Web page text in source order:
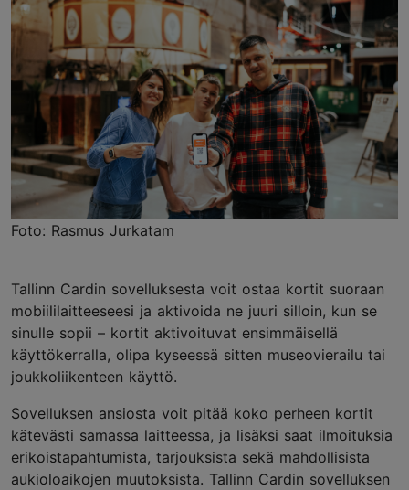
Foto: Rasmus Jurkatam
Tallinn Cardin sovelluksesta voit ostaa kortit suoraan
mobiililaitteeseesi ja aktivoida ne juuri silloin, kun se
sinulle sopii – kortit aktivoituvat ensimmäisellä
käyttökerralla, olipa kyseessä sitten museovierailu tai
joukkoliikenteen käyttö.
Sovelluksen ansiosta voit pitää koko perheen kortit
kätevästi samassa laitteessa, ja lisäksi saat ilmoituksia
erikoistapahtumista, tarjouksista sekä mahdollisista
aukioloaikojen muutoksista. Tallinn Cardin sovelluksen